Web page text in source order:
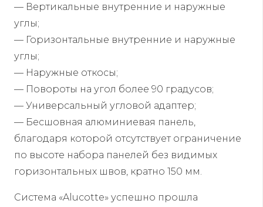
— Вертикальные внутренние и наружные
углы;
— Горизонтальные внутренние и наружные
углы;
— Наружные откосы;
— Повороты на угол более 90 градусов;
— Универсальный угловой адаптер;
— Бесшовная алюминиевая панель,
благодаря которой отсутствует ограничение
по высоте набора панелей без видимых
горизонтальных швов, кратно 150 мм.
Система «Alucotte» успешно прошла